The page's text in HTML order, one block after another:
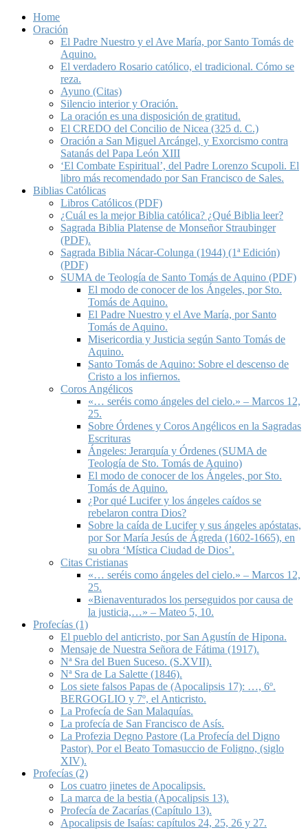
Home
Oración
El Padre Nuestro y el Ave María, por Santo Tomás de
Aquino.
El verdadero Rosario católico, el tradicional. Cómo se
reza.
Ayuno (Citas)
Silencio interior y Oración.
La oración es una disposición de gratitud.
El CREDO del Concilio de Nicea (325 d. C.)
Oración a San Miguel Arcángel, y Exorcismo contra
Satanás del Papa León XIII
‘El Combate Espiritual’, del Padre Lorenzo Scupoli. El
libro más recomendado por San Francisco de Sales.
Biblias Católicas
Libros Católicos (PDF)
¿Cuál es la mejor Biblia católica? ¿Qué Biblia leer?
Sagrada Biblia Platense de Monseñor Straubinger
(PDF).
Sagrada Biblia Nácar-Colunga (1944) (1ª Edición)
(PDF)
SUMA de Teología de Santo Tomás de Aquino (PDF)
El modo de conocer de los Ángeles, por Sto.
Tomás de Aquino.
El Padre Nuestro y el Ave María, por Santo
Tomás de Aquino.
Misericordia y Justicia según Santo Tomás de
Aquino.
Santo Tomás de Aquino: Sobre el descenso de
Cristo a los infiernos.
Coros Angélicos
«… seréis como ángeles del cielo.» – Marcos 12,
25.
Sobre Órdenes y Coros Angélicos en la Sagradas
Escrituras
Ángeles: Jerarquía y Órdenes (SUMA de
Teología de Sto. Tomás de Aquino)
El modo de conocer de los Ángeles, por Sto.
Tomás de Aquino.
¿Por qué Lucifer y los ángeles caídos se
rebelaron contra Dios?
Sobre la caída de Lucifer y sus ángeles apóstatas,
por Sor María Jesús de Ágreda (1602-1665), en
su obra ‘Mística Ciudad de Dios’.
Citas Cristianas
«… seréis como ángeles del cielo.» – Marcos 12,
25.
«Bienaventurados los perseguidos por causa de
la justicia,…» – Mateo 5, 10.
Profecías (1)
El pueblo del anticristo, por San Agustín de Hipona.
Mensaje de Nuestra Señora de Fátima (1917).
Nª Sra del Buen Suceso. (S.XVII).
Nª Sra de La Salette (1846).
Los siete falsos Papas de (Apocalipsis 17): …, 6º.
BERGOGLIO y 7º, el Anticristo.
La Profecía de San Malaquías.
La profecía de San Francisco de Asís.
La Profezia Degno Pastore (La Profecía del Digno
Pastor). Por el Beato Tomasuccio de Foligno, (siglo
XIV).
Profecías (2)
Los cuatro jinetes de Apocalipsis.
La marca de la bestia (Apocalipsis 13).
Profecía de Zacarías (Capítulo 13).
Apocalipsis de Isaías: capítulos 24, 25, 26 y 27.